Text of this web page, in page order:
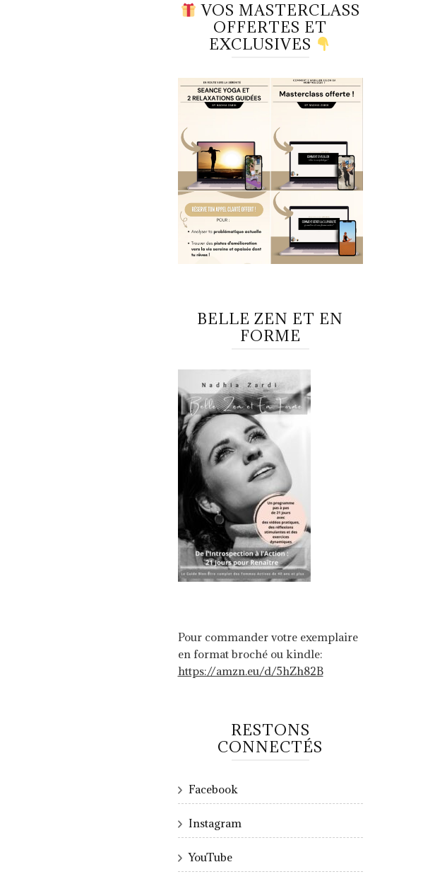
VOS MASTERCLASS
OFFERTES ET
EXCLUSIVES
BELLE ZEN ET EN
FORME
Pour commander votre exemplaire
en format broché ou kindle:
https://amzn.eu/d/5hZh82B
RESTONS
CONNECTÉS
Facebook
Instagram
YouTube